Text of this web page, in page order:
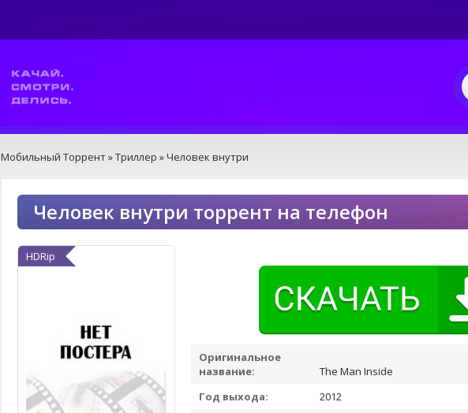
Мобильный Торрент»Триллер » Человек внутри
Человек внутри торрент на телефон
HDRip
Оригинальное
название:
The Man Inside
Год выхода:
2012